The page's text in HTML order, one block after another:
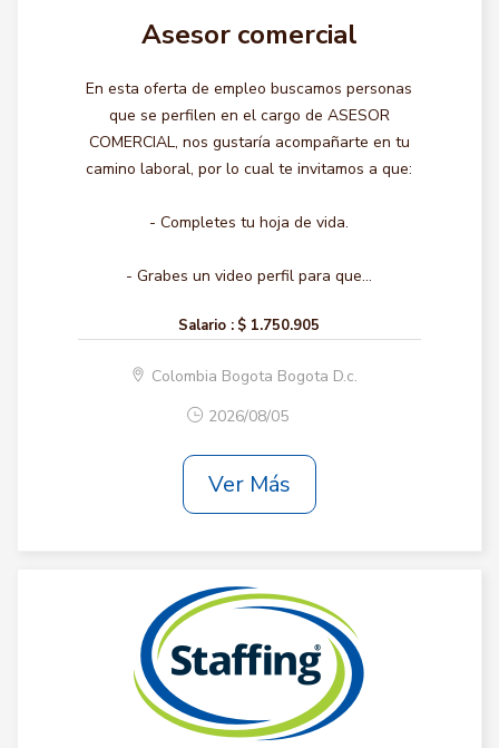
Asesor comercial
En esta oferta de empleo buscamos personas
que se perfilen en el cargo de ASESOR
COMERCIAL, nos gustaría acompañarte en tu
camino laboral, por lo cual te invitamos a que:
- Completes tu hoja de vida.
- Grabes un video perfil para que...
Salario : $ 1.750.905
Colombia Bogota Bogota D.c.
2026/08/05
Ver Más